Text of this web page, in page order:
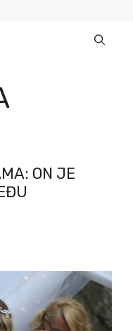
ON JE